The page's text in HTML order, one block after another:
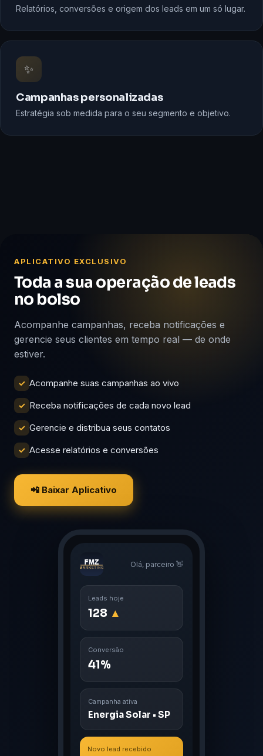
Relatórios, conversões e origem dos leads em um só lugar.
✨
Campanhas personalizadas
Estratégia sob medida para o seu segmento e objetivo.
APLICATIVO EXCLUSIVO
Toda a sua operação de leads
no bolso
Acompanhe campanhas, receba notificações e
gerencie seus clientes em tempo real — de onde
estiver.
✓ Acompanhe suas campanhas ao vivo
✓ Receba notificações de cada novo lead
✓ Gerencie e distribua seus contatos
✓ Acesse relatórios e conversões
📲 Baixar Aplicativo
Olá, parceiro 👋
Leads hoje
128 ▲
Conversão
41%
Campanha ativa
Energia Solar • SP
Novo lead recebido